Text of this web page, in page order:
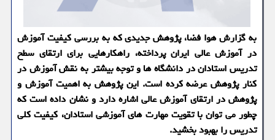
به گزارش هوا فضا، پژوهش جدیدی که به بررسی کیفیت آموزش
در آموزش عالی ایران پرداخته، راهکارهایی برای ارتقای سطح
تدریس استادان در دانشگاه ها و توجه بیشتر به نقش آموزش در
کنار پژوهش عرضه کرده است. این پژوهش به اهمیت آموزش و
پژوهش در ارتقای آموزش عالی اشاره دارد و نشان داده است که
چطور می توان با تقویت مهارت های آموزشی استادان، کیفیت کلی
تدریس را بهبود بخشید.